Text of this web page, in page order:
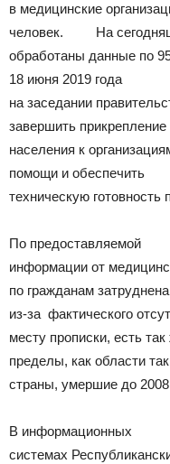
в медицинские
человек. На
обработаны данные по
18 июня 2019 года
на заседании
завершить прикрепление
населения к
помощи и обеспечить
техническую готовность
По предоставляемой
информации от
по гражданам затруднена
из-за фактического
месту прописки, есть
пределы, как области
страны, умершие до 2008
В информационных
системах